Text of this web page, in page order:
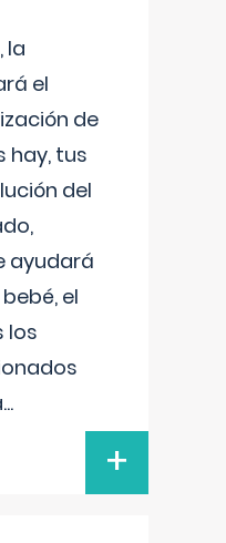
la
el
de
hay, tus
del
ayudará
el
los
...
+